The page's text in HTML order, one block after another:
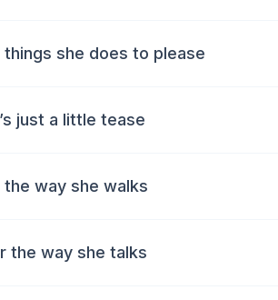
things she does to please
just a little tease
the way she walks
the way she talks